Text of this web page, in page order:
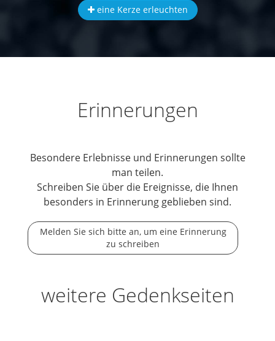
eine Kerze erleuchten
Erinnerungen
Besondere Erlebnisse und Erinnerungen sollte
man teilen.
Schreiben Sie über die Ereignisse, die Ihnen
besonders in Erinnerung geblieben sind.
Melden Sie sich bitte an, um eine Erinnerung
zu schreiben
weitere Gedenkseiten